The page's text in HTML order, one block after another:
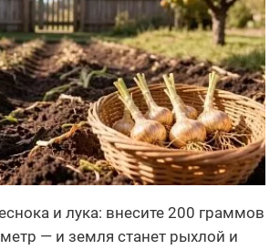
и лука: внесите 200 граммов
— и земля станет рыхлой и